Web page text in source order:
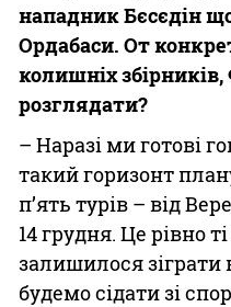
нападник Бєсєдін
Ордабаси. От
колишніх
розглядати?
– Наразі ми готові
такий горизонт
п’ять турів – від
14 грудня. Це рівно
залишилося зіграти
будемо сідати зі